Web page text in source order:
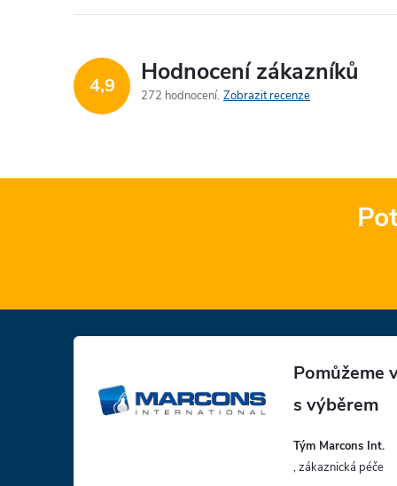
4,9 Hodnocení zákazníků
272 hodnocení Zobrazit recenze
Tým Marcons Int.